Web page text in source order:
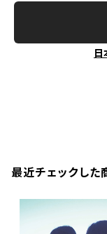
日
最近チェックした